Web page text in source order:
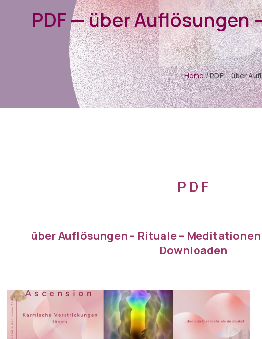
PDF — über
Home/PDF — über
P D F
über Auflösungen – Rituale –
Downloaden